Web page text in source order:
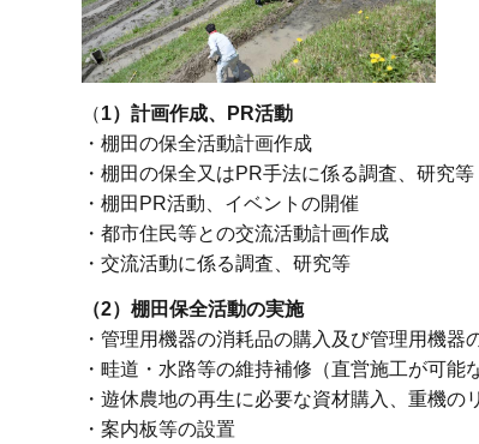
（1）計画作成、PR活動
・棚田の保全活動計画作成
・棚田の保全又はPR手法に係る調査、研究等
・棚田PR活動、イベントの開催
・都市住民等との交流活動計画作成
・交流活動に係る調査、研究等
（2）棚田保全活動の実施
・管理用機器の消耗品の購入及び管理用機器
・畦道・水路等の維持補修（直営施工が可能
・遊休農地の再生に必要な資材購入、重機の
・案内板等の設置